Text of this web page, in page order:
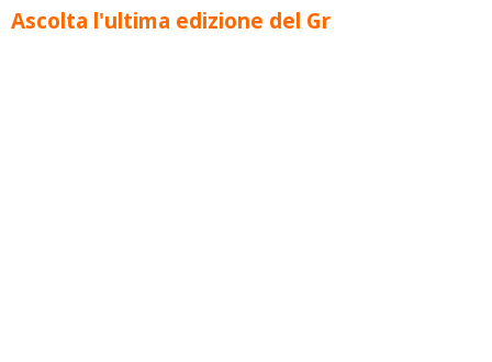
Ascolta l'ultima edizione del Gr